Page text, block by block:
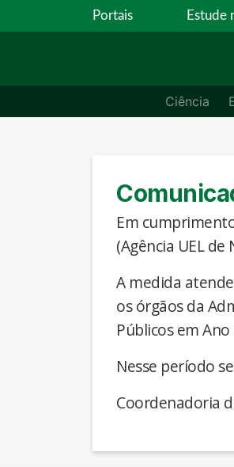
Portais Estude
Ciência
Em
(Agência UEL
A medida
os órgãos da
Públicos em
Nesse período
Coordenadoria